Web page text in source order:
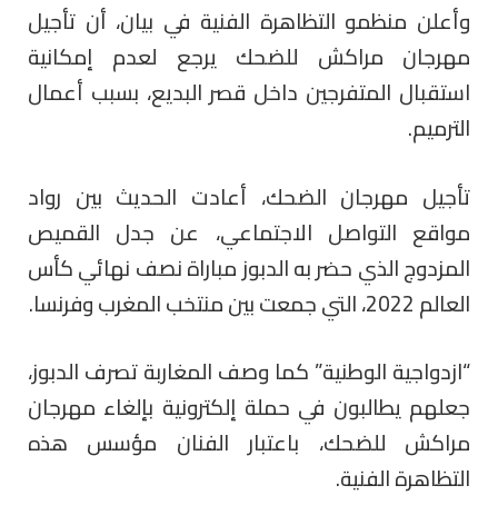
وأعلن منظمو التظاهرة الفنية في بيان، أن تأجيل
مهرجان مراكش للضحك يرجع لعدم إمكانية
استقبال المتفرجين داخل قصر البديع، بسبب أعمال
الترميم.
تأجيل مهرجان الضحك، أعادت الحديث بين رواد
مواقع التواصل الاجتماعي، عن جدل القميص
المزدوج الذي حضر به الدبوز مباراة نصف نهائي كأس
العالم 2022، التي جمعت بين منتخب المغرب وفرنسا.
“ازدواجية الوطنية” كما وصف المغاربة تصرف الدبوز،
جعلهم يطالبون في حملة إلكترونية بإلغاء مهرجان
مراكش للضحك، باعتبار الفنان مؤسس هذه
التظاهرة الفنية.